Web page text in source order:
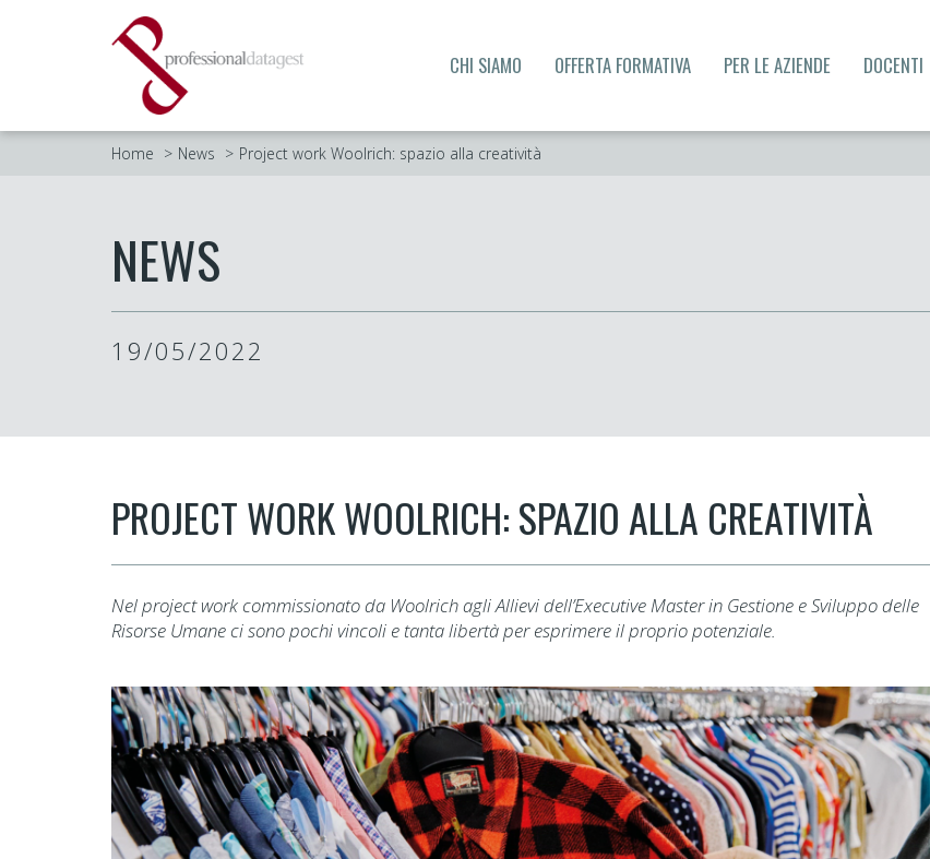
CHI SIAMO OFFERTA FORMATIVA PER LE AZIENDE DOCENTI
Home News Project work Woolrich: spazio alla creatività
NEWS
19/05/2022
PROJECT WORK WOOLRICH: SPAZIO ALLA CREATIVITÀ
Nel project work commissionato da Woolrich agli Allievi dell’Executive Master in Gestione e Sviluppo delle
Risorse Umane ci sono pochi vincoli e tanta libertà per esprimere il proprio potenziale.